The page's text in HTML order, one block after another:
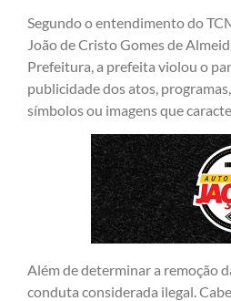
Segundo o entendimento do
João de Cristo Gomes de
Prefeitura, a prefeita violou o
publicidade dos atos,
símbolos ou imagens que
Além de determinar a remoção
conduta considerada ilegal.